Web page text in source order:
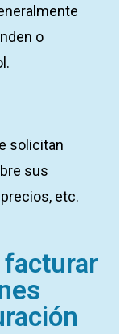
o
solicitan
sus
etc.
facturar